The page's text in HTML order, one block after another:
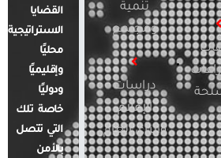
تنمية
ومجتمع
دراسات
الإعلام
والرأي العام
القضايا
الاستراتيجية
محليًا
وإقليميًا
ودوليًا
خاصة تلك
التي تتصل
بالأمن